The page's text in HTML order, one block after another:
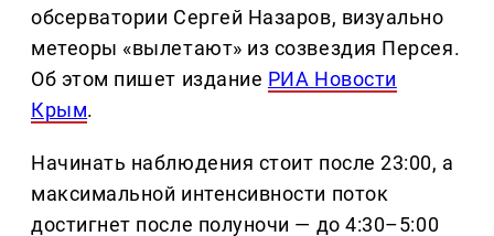
обсерватории Сергей Назаров, визуально
метеоры «вылетают» из созвездия Персея.
Об этом пишет издание РИА Новости
Крым.
Начинать наблюдения стоит после 23:00, а
максимальной интенсивности поток
достигнет после полуночи — до 4:30–5:00